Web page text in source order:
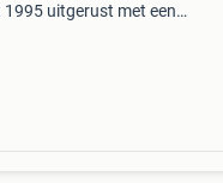
uitgerust met een